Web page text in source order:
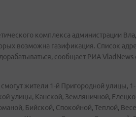
комплекса администрации
возможна газификация. Список
сообщает РИА VladNews
жители 1-й Пригородной улицы,
улицы, Канской, Земляничной,
Бийской, Спокойной, Теплой,